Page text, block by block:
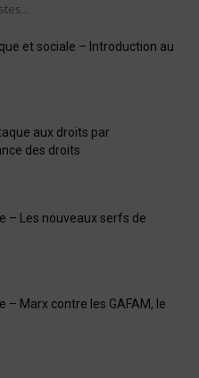
et sociale – Introduction au
aux droits par
des droits
– Les nouveaux serfs de
– Marx contre les GAFAM, le